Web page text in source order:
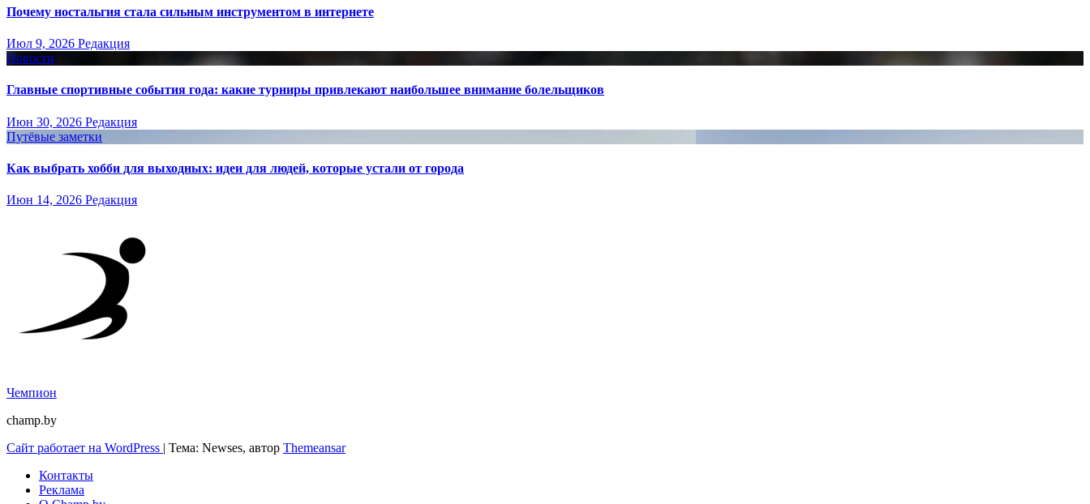
Почему ностальгия стала сильным инструментом в интернете
Июл 9, 2026 Редакция
Новости
Главные спортивные события года: какие турниры привлекают наибольшее внимание болельщиков
Июн 30, 2026 Редакция
Путёвые заметки
Как выбрать хобби для выходных: идеи для людей, которые устали от города
Июн 14, 2026 Редакция
Чемпион
champ.by
Сайт работает на WordPress | Тема: Newses, автор Themeansar
Контакты
Реклама